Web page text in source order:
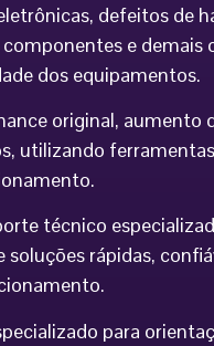
defeitos de
e
dos equipamentos.
original, aumento
utilizando
técnico
rápidas,
para